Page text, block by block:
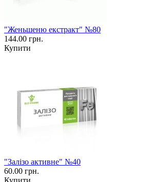
"Женьшеню екстракт" №80
144.00 грн.
Купити
"Залізо активне" №40
60.00 грн.
Купити